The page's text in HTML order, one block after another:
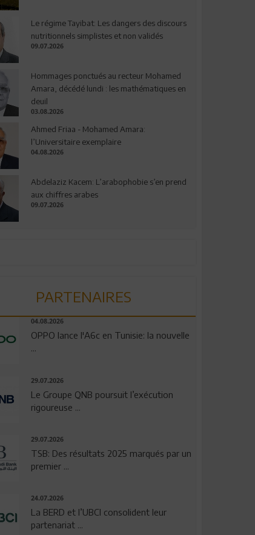
Le régime Tayibat: Les dangers des discours
nutritionnels simplistes et non validés
09.07.2026
Hommages ponctués au recteur Mohamed
Amara, décédé lundi : les mathématiques en
deuil
03.08.2026
Ahmed Friaa - Mohamed Amara:
l’Universitaire exemplaire
04.08.2026
Abdelaziz Kacem: L’arabophobie s’en prend
aux chiffres arabes
09.07.2026
PARTENAIRES
04.08.2026
OPPO lance l'A6c en Tunisie: la nouvelle
...
29.07.2026
Le Groupe QNB poursuit l’exécution
rigoureuse ...
29.07.2026
TSB: Des résultats 2025 marqués par un
premier ...
24.07.2026
La BERD et l’UBCI consolident leur
partenariat ...